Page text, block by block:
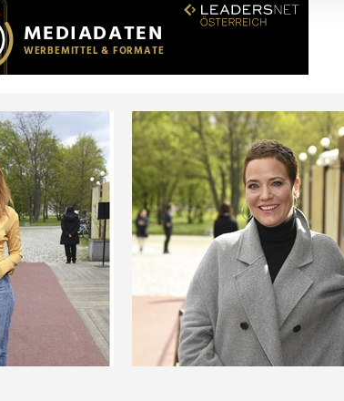
Werbung und Analysen weiter. Unsere
die Sie ihnen bereitgestellt haben oder die